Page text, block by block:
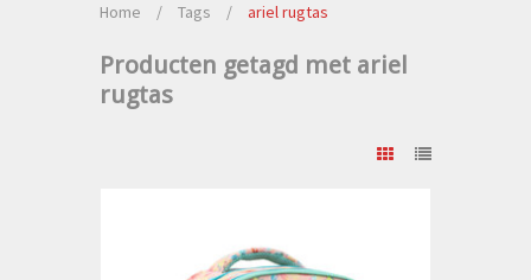
Home / Tags / ariel rugtas
Producten getagd met ariel
rugtas